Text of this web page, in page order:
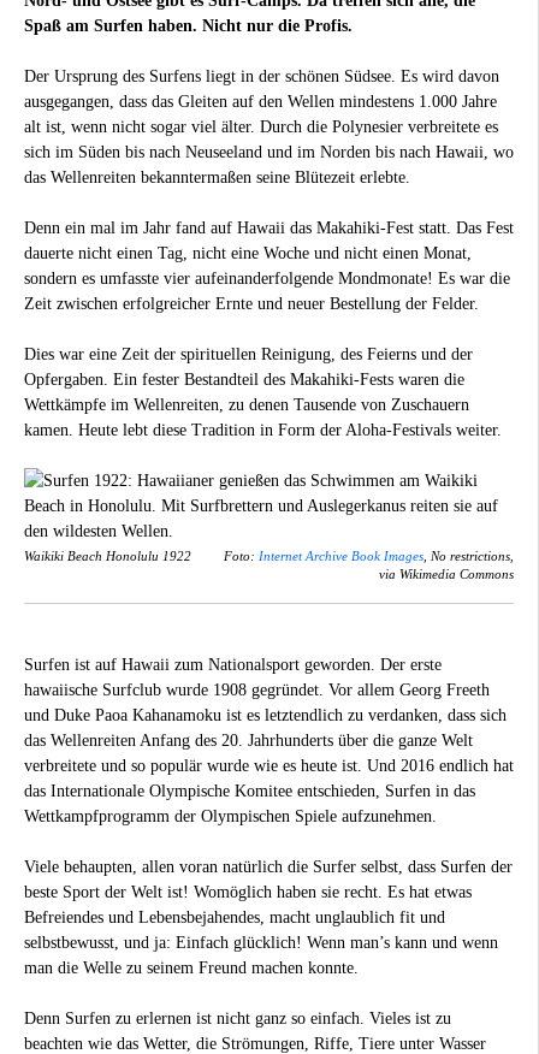
Spaß am Surfen haben. Nicht nur die Profis.
Der Ursprung des Surfens liegt in der schönen Südsee. Es wird davon
ausgegangen, dass das Gleiten auf den Wellen mindestens 1.000 Jahre
alt ist, wenn nicht sogar viel älter. Durch die Polynesier verbreitete es
sich im Süden bis nach Neuseeland und im Norden bis nach Hawaii, wo
das Wellenreiten bekanntermaßen seine Blütezeit erlebte.
Denn ein mal im Jahr fand auf Hawaii das Makahiki-Fest statt. Das Fest
dauerte nicht einen Tag, nicht eine Woche und nicht einen Monat,
sondern es umfasste vier aufeinanderfolgende Mondmonate! Es war die
Zeit zwischen erfolgreicher Ernte und neuer Bestellung der Felder.
Dies war eine Zeit der spirituellen Reinigung, des Feierns und der
Opfergaben. Ein fester Bestandteil des Makahiki-Fests waren die
Wettkämpfe im Wellenreiten, zu denen Tausende von Zuschauern
kamen. Heute lebt diese Tradition in Form der Aloha-Festivals weiter.
Waikiki Beach Honolulu 1922 Foto: Internet Archive Book Images, No restrictions,
via Wikimedia Commons
Surfen ist auf Hawaii zum Nationalsport geworden. Der erste
hawaiische Surfclub wurde 1908 gegründet. Vor allem Georg Freeth
und Duke Paoa Kahanamoku ist es letztendlich zu verdanken, dass sich
das Wellenreiten Anfang des 20. Jahrhunderts über die ganze Welt
verbreitete und so populär wurde wie es heute ist. Und 2016 endlich hat
das Internationale Olympische Komitee entschieden, Surfen in das
Wettkampfprogramm der Olympischen Spiele aufzunehmen.
Viele behaupten, allen voran natürlich die Surfer selbst, dass Surfen der
beste Sport der Welt ist! Womöglich haben sie recht. Es hat etwas
Befreiendes und Lebensbejahendes, macht unglaublich fit und
selbstbewusst, und ja: Einfach glücklich! Wenn man’s kann und wenn
man die Welle zu seinem Freund machen konnte.
Denn Surfen zu erlernen ist nicht ganz so einfach. Vieles ist zu
beachten wie das Wetter, die Strömungen, Riffe, Tiere unter Wasser